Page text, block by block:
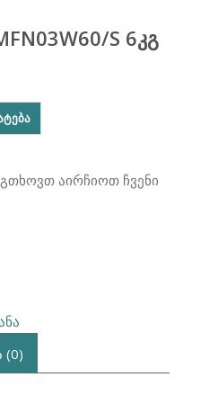
S 6კგ
აირჩიოთ ჩვენი
(0)